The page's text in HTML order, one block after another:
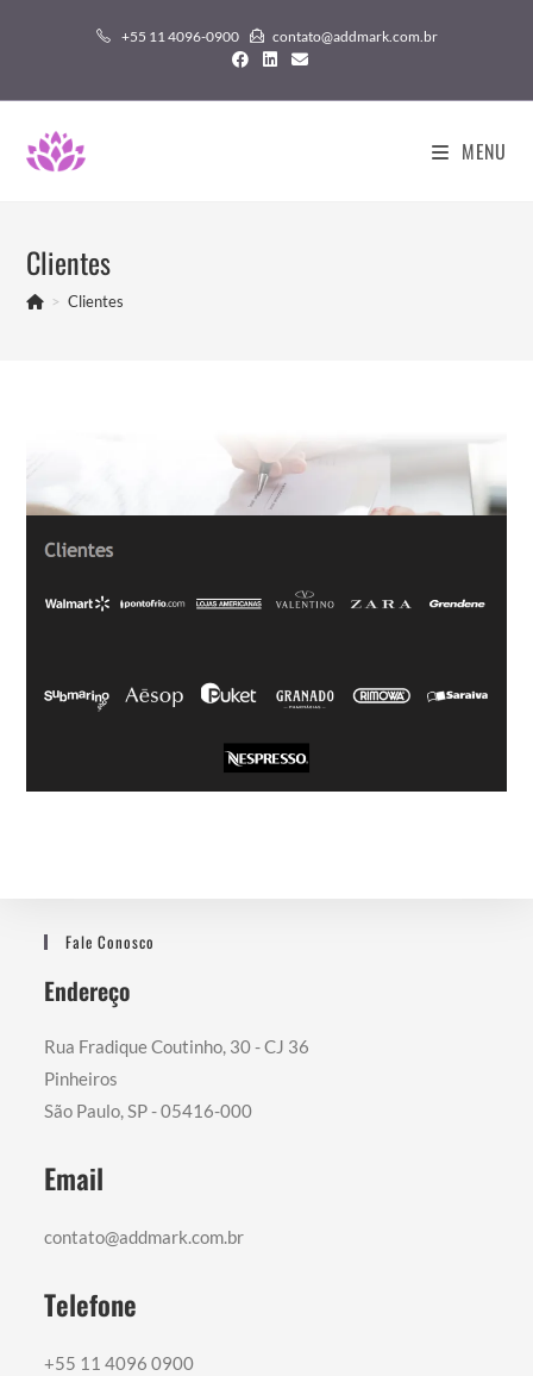
+55 11 4096-0900 contato@addmark.com.br
MENU
Clientes
> Clientes
Fale Conosco
Endereço
Rua Fradique Coutinho, 30 - CJ 36
Pinheiros
São Paulo, SP - 05416-000
Email
contato@addmark.com.br
Telefone
+55 11 4096 0900